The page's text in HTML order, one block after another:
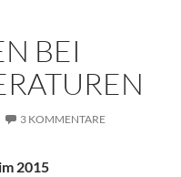
BEI
3 KOMMENTARE
2015